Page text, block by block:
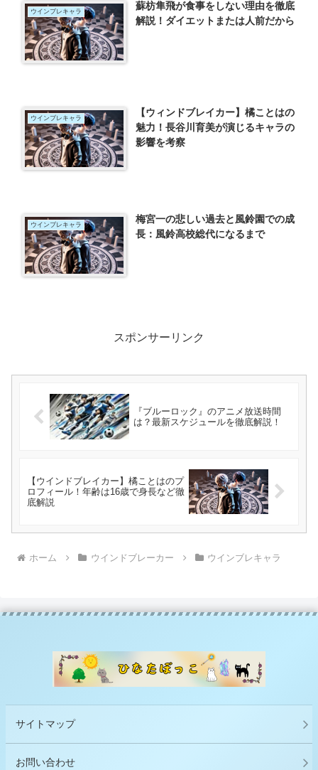
ウインブレキャラ
蘇枋隼飛が食事をしない理由を徹底
解説！ダイエットまたは人前だから
ウインブレキャラ
【ウィンドブレイカー】橘ことはの
魅力！長谷川育美が演じるキャラの
影響を考察
ウインブレキャラ
梅宮一の悲しい過去と風鈴園での成
長：風鈴高校総代になるまで
スポンサーリンク
『ブルーロック』のアニメ放送時間
は？最新スケジュールを徹底解説！
【ウインドブレイカー】橘ことはのプ
ロフィール！年齢は16歳で身長など徹
底解説
ホーム ウインドブレーカー ウインブレキャラ
サイトマップ
お問い合わせ